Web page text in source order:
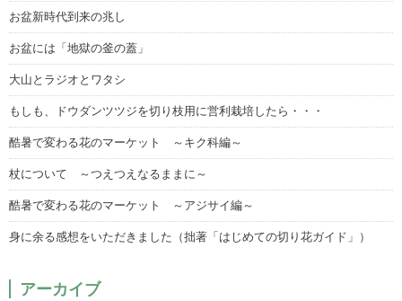
お盆新時代到来の兆し
お盆には「地獄の釜の蓋」
大山とラジオとワタシ
もしも、ドウダンツツジを切り枝用に営利栽培したら・・・
酷暑で変わる花のマーケット ～キク科編～
杖について ～つえつえなるままに～
酷暑で変わる花のマーケット ～アジサイ編～
身に余る感想をいただきました（拙著「はじめての切り花ガイド」）
アーカイブ